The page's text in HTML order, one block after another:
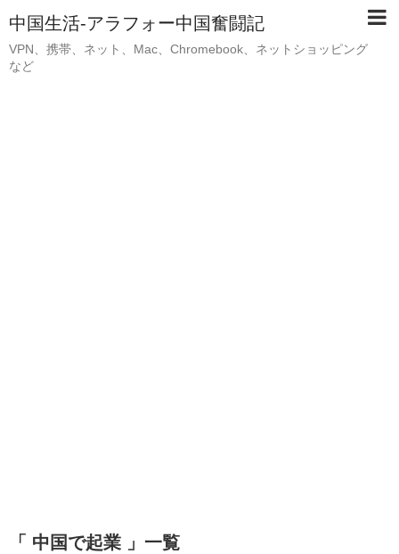
中国生活-アラフォー中国奮闘記
VPN、携帯、ネット、Mac、Chromebook、ネットショッピング
など
「 中国で起業 」一覧